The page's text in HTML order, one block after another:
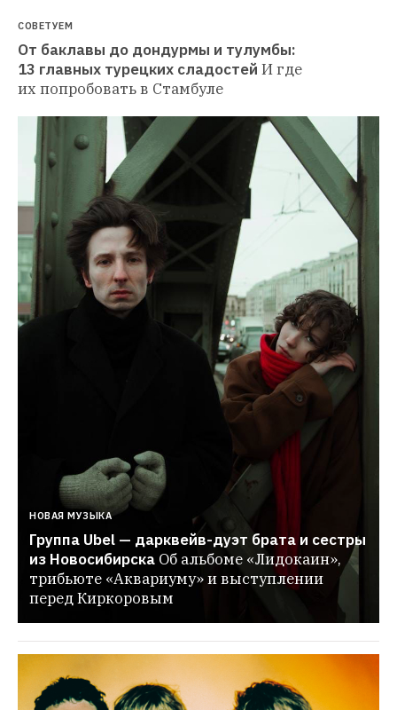
СОВЕТУЕМ
От баклавы до дондурмы и тулумбы:
13 главных турецких сладостей И где
их попробовать в Стамбуле
НОВАЯ МУЗЫКА
Группа Ubel — дарквейв-дуэт брата и сестры
из Новосибирска Об альбоме «Лидокаин»,
трибьюте «Аквариуму» и выступлении
перед Киркоровым